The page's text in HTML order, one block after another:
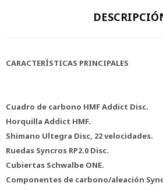
CARACTERÍSTICAS PRINCIPALES
Cuadro de carbono HMF Addict Disc.
Horquilla Addict HMF.
Shimano Ultegra Disc, 22 velocidades.
Ruedas Syncros RP2.0 Disc.
Cubiertas Schwalbe ONE.
Componentes de carbono/aleación